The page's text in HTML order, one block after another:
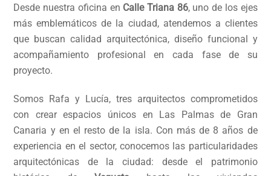
Desde nuestra oficina en Calle Triana 86, uno de los ejes
más emblemáticos de la ciudad, atendemos a clientes
que buscan calidad arquitectónica, diseño funcional y
acompañamiento profesional en cada fase de su
proyecto.
Somos Rafa y Lucía, tres arquitectos comprometidos
con crear espacios únicos en Las Palmas de Gran
Canaria y en el resto de la isla. Con más de 8 años de
experiencia en el sector, conocemos las particularidades
arquitectónicas de la ciudad: desde el patrimonio